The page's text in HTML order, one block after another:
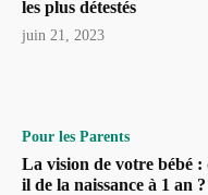
les plus détestés
juin 21, 2023
Pour les Parents
La vision de votre bébé :
il de la naissance à 1 an ?